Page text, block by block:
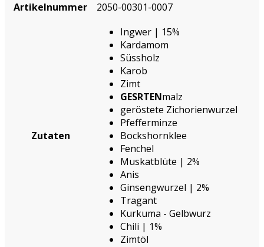
Artikelnummer
2050-00301-0007
Zutaten
Ingwer | 15%
Kardamom
Süssholz
Karob
Zimt
GESRTENmalz
geröstete Zichorienwurzel
Pfefferminze
Bockshornklee
Fenchel
Muskatblüte | 2%
Anis
Ginsengwurzel | 2%
Tragant
Kurkuma - Gelbwurz
Chili | 1%
Zimtöl